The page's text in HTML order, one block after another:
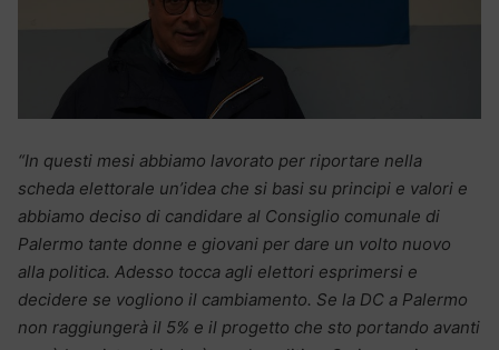
“In questi mesi abbiamo lavorato per riportare nella
scheda elettorale un’idea che si basi su principi e valori e
abbiamo deciso di candidare al Consiglio comunale di
Palermo tante donne e giovani per dare un volto nuovo
alla politica. Adesso tocca agli elettori esprimersi e
decidere se vogliono il cambiamento. Se la DC a Palermo
non raggiungerà il 5% e il progetto che sto portando avanti